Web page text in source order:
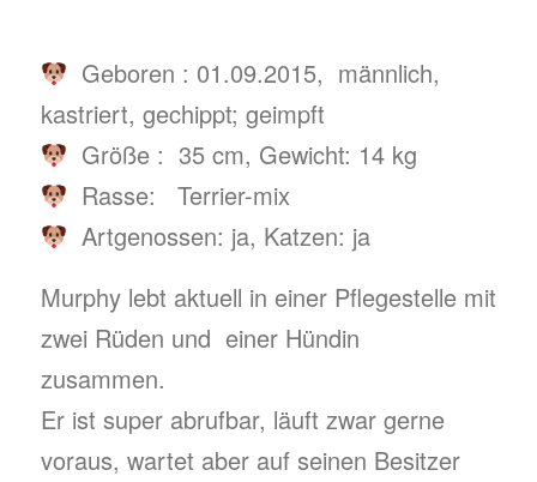
Geboren : 01.09.2015, männlich,
kastriert, gechippt; geimpft
Größe : 35 cm, Gewicht: 14 kg
Rasse: Terrier-mix
Artgenossen: ja, Katzen: ja
Murphy lebt aktuell in einer Pflegestelle mit
zwei Rüden und einer Hündin
zusammen.
Er ist super abrufbar, läuft zwar gerne
voraus, wartet aber auf seinen Besitzer